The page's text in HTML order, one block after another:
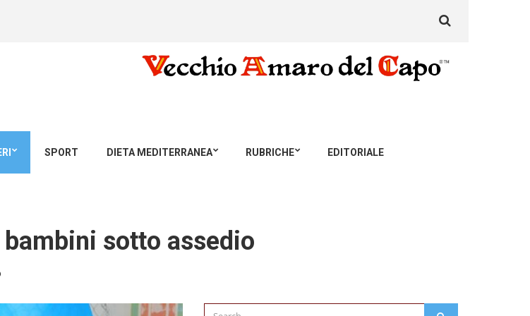
SPORT DIETA MEDITERRANEA RUBRICHE EDITORIALE
for:
sotto assedio
Search